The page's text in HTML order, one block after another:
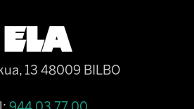
13 48009 BILBO